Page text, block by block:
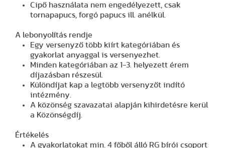
Cipő használata nem engedélyezett, csak
tornapapucs, forgó papucs ill. anélkül.
A lebonyolítás rendje
Egy versenyző több kiírt kategóriában és
gyakorlat anyaggal is versenyezhet.
Minden kategóriában az 1-3. helyezett érem
díjazásban részesül.
Különdíjat kap a legtöbb versenyzőt indító
intézmény.
A közönség szavazatai alapján kihirdetésre kerül
a Közönségdíj.
Értékelés
A gyakorlatokat min. 4 főből álló RG bírói csoport